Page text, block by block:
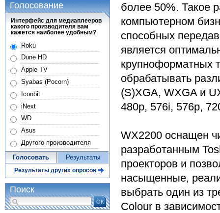
более 50%. Такое
компьютерном
способных
является
крупноформатных
обрабатывать
(S)XGA, WXGA и
480p, 576i, 576p,
WX2200 оснащен
разработанным
проекторов и
насыщенные,
выбрать один из
Colour в
Голосование
Интерфейс для медиаплееров
какого производителя вам
кажется наиболее удобным?
Roku
Dune HD
Apple TV
Syabas (Pocorn)
Iconbit
iNext
WD
Asus
Другого производителя
Голосовать Результаты
Результаты других опросов
Поиск
ОК